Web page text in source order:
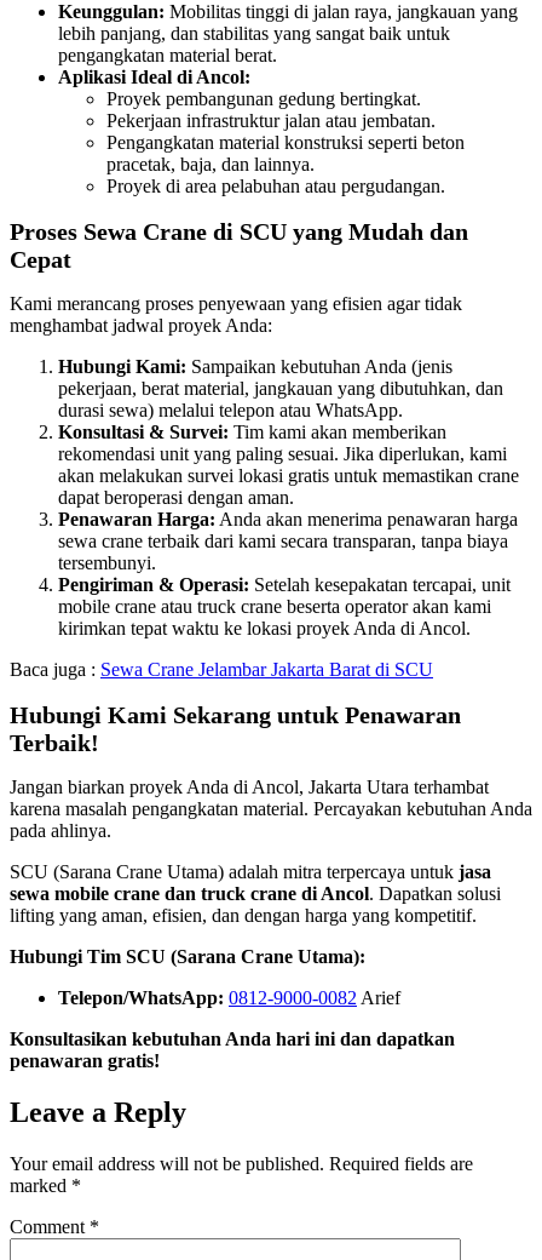
Keunggulan: Mobilitas tinggi di jalan raya, jangkauan yang
lebih panjang, dan stabilitas yang sangat baik untuk
pengangkatan material berat.
Aplikasi Ideal di Ancol:
Proyek pembangunan gedung bertingkat.
Pekerjaan infrastruktur jalan atau jembatan.
Pengangkatan material konstruksi seperti beton
pracetak, baja, dan lainnya.
Proyek di area pelabuhan atau pergudangan.
Proses Sewa Crane di SCU yang Mudah dan
Cepat
Kami merancang proses penyewaan yang efisien agar tidak
menghambat jadwal proyek Anda:
Hubungi Kami: Sampaikan kebutuhan Anda (jenis
pekerjaan, berat material, jangkauan yang dibutuhkan, dan
durasi sewa) melalui telepon atau WhatsApp.
Konsultasi & Survei: Tim kami akan memberikan
rekomendasi unit yang paling sesuai. Jika diperlukan, kami
akan melakukan survei lokasi gratis untuk memastikan crane
dapat beroperasi dengan aman.
Penawaran Harga: Anda akan menerima penawaran harga
sewa crane terbaik dari kami secara transparan, tanpa biaya
tersembunyi.
Pengiriman & Operasi: Setelah kesepakatan tercapai, unit
mobile crane atau truck crane beserta operator akan kami
kirimkan tepat waktu ke lokasi proyek Anda di Ancol.
Baca juga : Sewa Crane Jelambar Jakarta Barat di SCU
Hubungi Kami Sekarang untuk Penawaran
Terbaik!
Jangan biarkan proyek Anda di Ancol, Jakarta Utara terhambat
karena masalah pengangkatan material. Percayakan kebutuhan Anda
pada ahlinya.
SCU (Sarana Crane Utama) adalah mitra terpercaya untuk jasa
sewa mobile crane dan truck crane di Ancol. Dapatkan solusi
lifting yang aman, efisien, dan dengan harga yang kompetitif.
Hubungi Tim SCU (Sarana Crane Utama):
Telepon/WhatsApp: 0812-9000-0082Arief
Konsultasikan kebutuhan Anda hari ini dan dapatkan
penawaran gratis!
Leave a Reply
Your email address will not be published. Required fields are
marked *
Comment *